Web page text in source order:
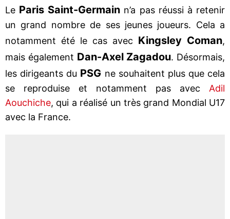
Le Paris Saint-Germain n’a pas réussi à retenir
un grand nombre de ses jeunes joueurs. Cela a
notamment été le cas avec Kingsley Coman,
mais également Dan-Axel Zagadou. Désormais,
les dirigeants du PSG ne souhaitent plus que cela
se reproduise et notamment pas avec Adil
Aouchiche, qui a réalisé un très grand Mondial U17
avec la France.